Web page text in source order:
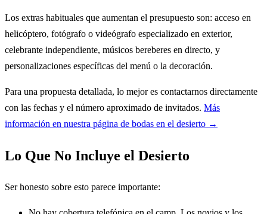
Los extras habituales que aumentan el presupuesto son: acceso en
helicóptero, fotógrafo o videógrafo especializado en exterior,
celebrante independiente, músicos bereberes en directo, y
personalizaciones específicas del menú o la decoración.
Para una propuesta detallada, lo mejor es contactarnos directamente
con las fechas y el número aproximado de invitados. Más
información en nuestra página de bodas en el desierto →
Lo Que No Incluye el Desierto
Ser honesto sobre esto parece importante: